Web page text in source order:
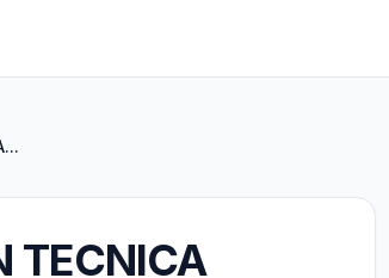
TECNICA